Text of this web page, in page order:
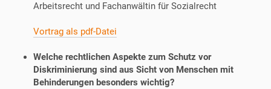
Arbeitsrecht und Fachanwältin für Sozialrecht
Vortrag als pdf-Datei
Welche rechtlichen Aspekte zum Schutz vor
Diskriminierung sind aus Sicht von Menschen mit
Behinderungen besonders wichtig?